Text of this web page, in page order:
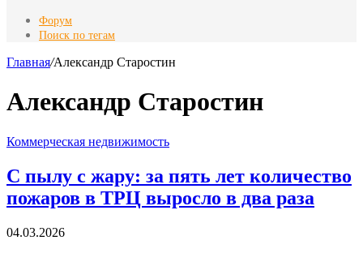
Форум
Поиск по тегам
Главная/Александр Старостин
Александр Старостин
Коммерческая недвижимость
С пылу с жару: за пять лет количество
пожаров в ТРЦ выросло в два раза
04.03.2026